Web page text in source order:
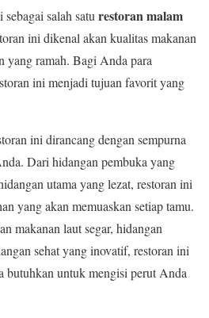
salah satu restoran malam
ini dikenal akan kualitas makanan
yang ramah. Bagi Anda para
ini menjadi tujuan favorit yang
ini dirancang dengan sempurna
Dari hidangan pembuka yang
utama yang lezat, restoran ini
yang akan memuaskan setiap tamu.
makanan laut segar, hidangan
sehat yang inovatif, restoran ini
butuhkan untuk mengisi perut Anda